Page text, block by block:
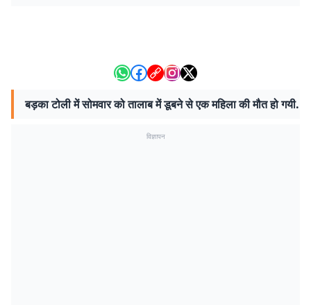
बड़का टोली में सोमवार को तालाब में डूबने से एक महिला की मौत हो गयी.
विज्ञापन